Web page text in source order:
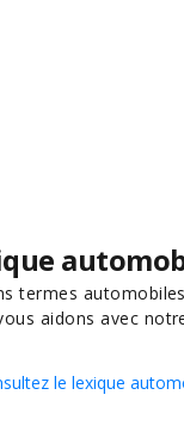
termes
aidons avec
le lexique